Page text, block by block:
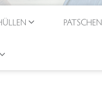
PATSCHEN